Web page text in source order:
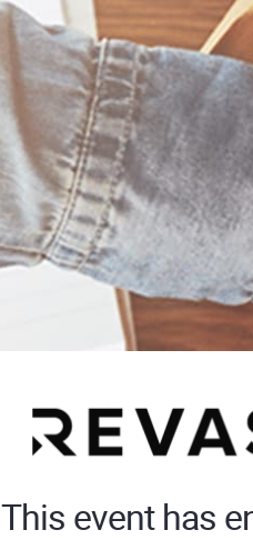
This event has